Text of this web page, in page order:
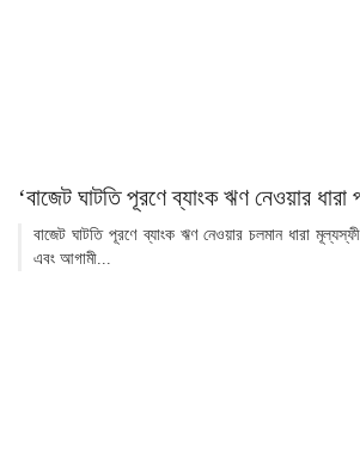
‘বাজেট ঘাটতি পূরণে ব্যাংক ঋণ নেওয়ার ধারা
বাজেট ঘাটতি পূরণে ব্যাংক ঋণ নেওয়ার চলমান ধারা
এবং আগামী...